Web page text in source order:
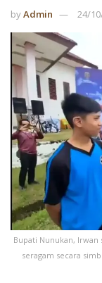
byAdmin 24/
Bupati Nunukan,
seragam secara